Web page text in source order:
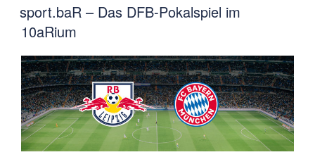
sport.baR – Das DFB-Pokalspiel im
10aRium